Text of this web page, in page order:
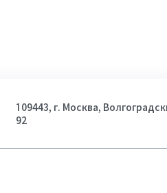
109443, г. Москва,
92